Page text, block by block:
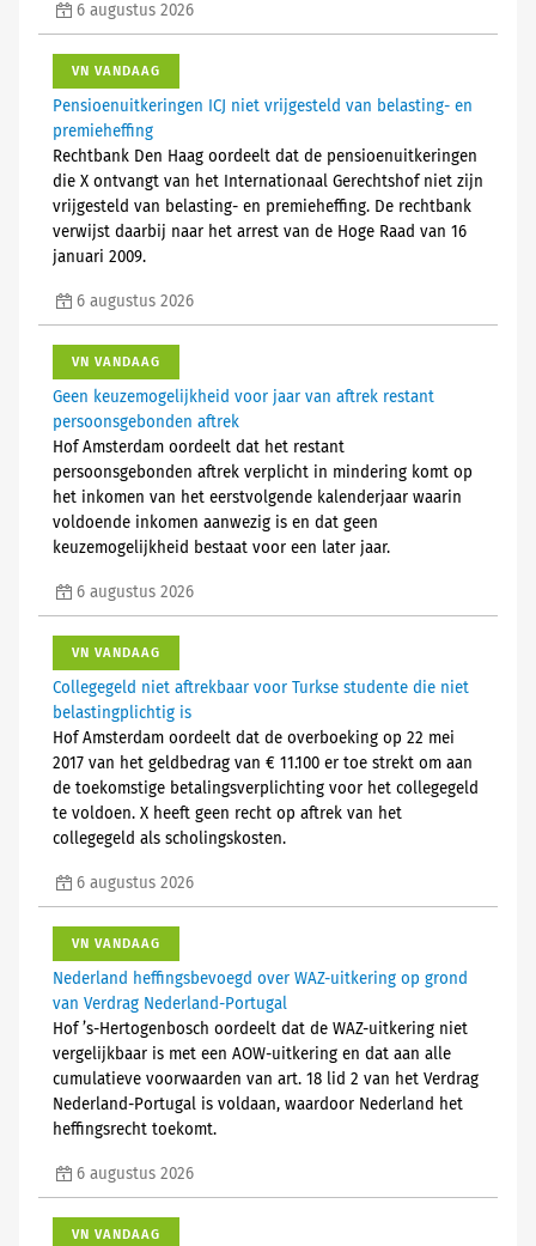
6 augustus 2026
VN VANDAAG
Pensioenuitkeringen ICJ niet vrijgesteld van belasting- en
premieheffing
Rechtbank Den Haag oordeelt dat de pensioenuitkeringen
die X ontvangt van het Internationaal Gerechtshof niet zijn
vrijgesteld van belasting- en premieheffing. De rechtbank
verwijst daarbij naar het arrest van de Hoge Raad van 16
januari 2009.
6 augustus 2026
VN VANDAAG
Geen keuzemogelijkheid voor jaar van aftrek restant
persoonsgebonden aftrek
Hof Amsterdam oordeelt dat het restant
persoonsgebonden aftrek verplicht in mindering komt op
het inkomen van het eerstvolgende kalenderjaar waarin
voldoende inkomen aanwezig is en dat geen
keuzemogelijkheid bestaat voor een later jaar.
6 augustus 2026
VN VANDAAG
Collegegeld niet aftrekbaar voor Turkse studente die niet
belastingplichtig is
Hof Amsterdam oordeelt dat de overboeking op 22 mei
2017 van het geldbedrag van € 11.100 er toe strekt om aan
de toekomstige betalingsverplichting voor het collegegeld
te voldoen. X heeft geen recht op aftrek van het
collegegeld als scholingskosten.
6 augustus 2026
VN VANDAAG
Nederland heffingsbevoegd over WAZ-uitkering op grond
van Verdrag Nederland-Portugal
Hof ’s-Hertogenbosch oordeelt dat de WAZ-uitkering niet
vergelijkbaar is met een AOW-uitkering en dat aan alle
cumulatieve voorwaarden van art. 18 lid 2 van het Verdrag
Nederland-Portugal is voldaan, waardoor Nederland het
heffingsrecht toekomt.
6 augustus 2026
VN VANDAAG